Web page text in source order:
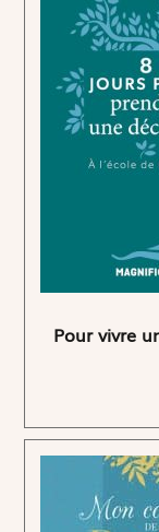
Pour vivre